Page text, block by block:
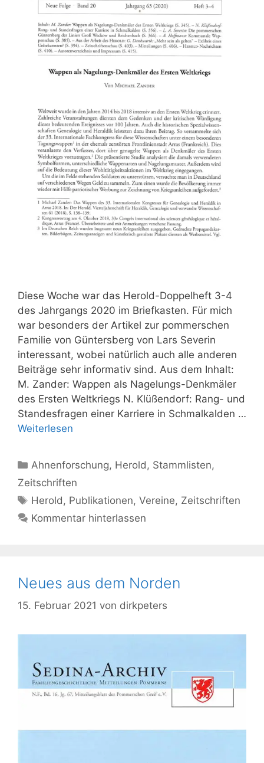
Diese Woche war das Herold-Doppelheft 3-4
des Jahrgangs 2020 im Briefkasten. Für mich
war besonders der Artikel zur pommerschen
Familie von Güntersberg von Lars Severin
interessant, wobei natürlich auch alle anderen
Beiträge sehr informativ sind. Aus dem Inhalt:
M. Zander: Wappen als Nagelungs-Denkmäler
des Ersten Weltkriegs N. Klüßendorf: Rang- und
Standesfragen einer Karriere in Schmalkalden …
Weiterlesen
Kategorien
Ahnenforschung, Herold , Stammlisten,
Zeitschriften
Schlagwörter
Herold , Publikationen,Vereine, Zeitschriften
Kommentar hinterlassen
Neues aus dem Norden
15. Februar 2021 von dirkpeters